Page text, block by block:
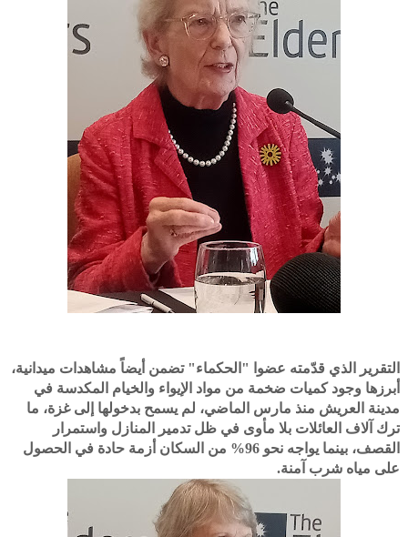
التقرير الذي قدّمته عضوا "الحكماء" تضمن أيضاً مشاهدات ميدانية،
أبرزها وجود كميات ضخمة من مواد الإيواء والخيام المكدسة في
مدينة العريش منذ مارس الماضي، لم يسمح بدخولها إلى غزة، ما
ترك آلاف العائلات بلا مأوى في ظل تدمير المنازل واستمرار
القصف، بينما يواجه نحو 96% من السكان أزمة حادة في الحصول
على مياه شرب آمنة.